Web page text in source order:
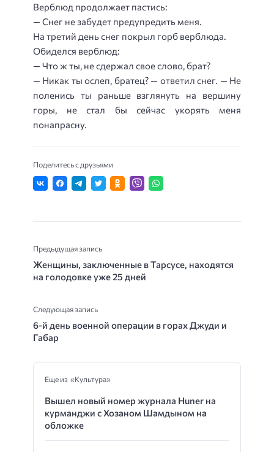
Верблюд продолжает пастись:
— Снег не забудет предупредить меня.
На третий день снег покрыл горб верблюда.
Обиделся верблюд:
— Что ж ты, не сдержал свое слово, брат?
— Никак ты ослеп, братец? — ответил снег. — Не
поленись ты раньше взглянуть на вершину
горы, не стал бы сейчас укорять меня
понапрасну.
Поделитесь с друзьями
Предыдущая запись
Женщины, заключенные в Тарсусе, находятся
на голодовке уже 25 дней
Следующая запись
6-й день военной операции в горах Джуди и
Габар
Еще из «Культура»
Вышел новый номер журнала Huner на
курманджи с Хозаном Шамдыном на
обложке